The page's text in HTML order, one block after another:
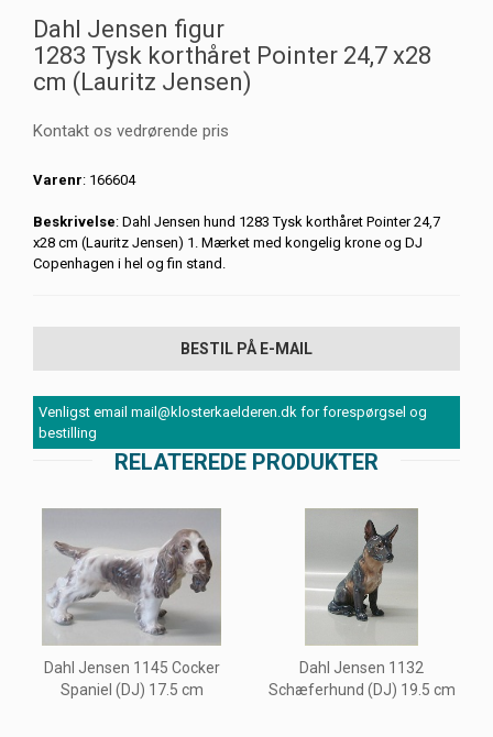
Dahl Jensen figur
1283 Tysk korthåret Pointer 24,7 x28
cm (Lauritz Jensen)
Kontakt os vedrørende pris
Varenr: 166604
Beskrivelse: Dahl Jensen hund 1283 Tysk korthåret Pointer 24,7
x28 cm (Lauritz Jensen) 1. Mærket med kongelig krone og DJ
Copenhagen i hel og fin stand.
BESTIL PÅ E-MAIL
Venligst email mail@klosterkaelderen.dk for forespørgsel og
bestilling
RELATEREDE PRODUKTER
Dahl Jensen 1145 Cocker
Spaniel (DJ) 17.5 cm
Dahl Jensen 1132
Schæferhund (DJ) 19.5 cm